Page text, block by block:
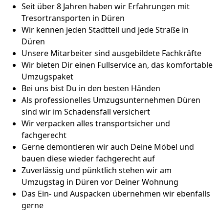
Seit über 8 Jahren haben wir Erfahrungen mit
Tresortransporten in Düren
Wir kennen jeden Stadtteil und jede Straße in
Düren
Unsere Mitarbeiter sind ausgebildete Fachkräfte
Wir bieten Dir einen Fullservice an, das komfortable
Umzugspaket
Bei uns bist Du in den besten Händen
Als professionelles Umzugsunternehmen Düren
sind wir im Schadensfall versichert
Wir verpacken alles transportsicher und
fachgerecht
Gerne demontieren wir auch Deine Möbel und
bauen diese wieder fachgerecht auf
Zuverlässig und pünktlich stehen wir am
Umzugstag in Düren vor Deiner Wohnung
Das Ein- und Auspacken übernehmen wir ebenfalls
gerne